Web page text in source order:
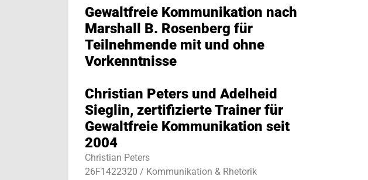
Gewaltfreie Kommunikation nach
Marshall B. Rosenberg für
Teilnehmende mit und ohne
Vorkenntnisse
Christian Peters und Adelheid
Sieglin, zertifizierte Trainer für
Gewaltfreie Kommunikation seit
2004
Christian Peters
26F1422320 / Kommunikation & Rhetorik